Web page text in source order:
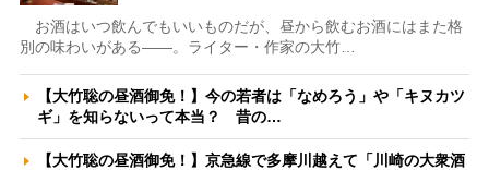
お酒はいつ飲んでもいいものだが、昼から飲むお酒にはまた格
別の味わいがある――。ライター・作家の大竹…
【大竹聡の昼酒御免！】今の若者は「なめろう」や「キヌカツ
ギ」を知らないって本当？ 昔の…
【大竹聡の昼酒御免！】京急線で多摩川越えて「川崎の大衆酒